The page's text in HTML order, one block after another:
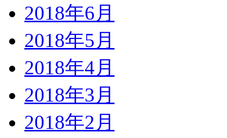
2018年6月
2018年5月
2018年4月
2018年3月
2018年2月